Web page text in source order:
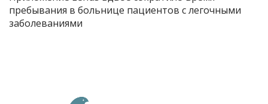
пребывания в больнице пациентов с легочными
заболеваниями